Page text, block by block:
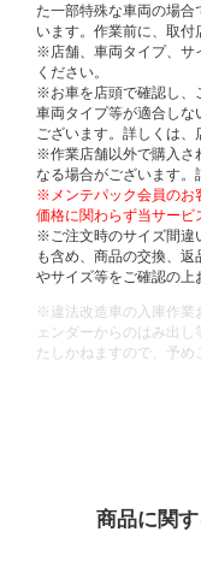
た一部特殊な車両の場
います。作業前に、取付
※店舗、車両タイプ、サ
ください。
※お車を店頭で確認し、
車両タイプ等が適合し
ございます。詳しくは、
※作業店舗以外で購入さ
なる場合がございます。
※メンテパック会員のお
価格に関わらず当サービ
※ご注文時のサイズ間違
も含め、商品の交換、
やサイズ等をご確認の上
※違法改造車の入庫作業
ェンダーからのはみ出
たしかねますので、予め
商品に関